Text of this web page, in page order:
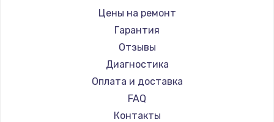
Цены на ремонт
Гарантия
Отзывы
Диагностика
Оплата и доставка
FAQ
Контакты